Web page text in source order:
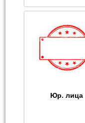
Юр. лица